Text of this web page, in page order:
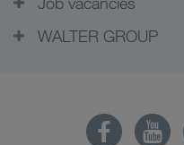
WALTER GROUP